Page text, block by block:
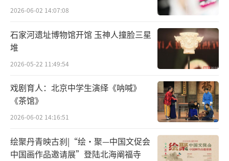
2026-06-02 14:07:08
石家河遗址博物馆开馆 玉神人撞脸三星
堆
2026-05-22 11:49:54
戏剧育人：北京中学生演绎《呐喊》
《茶馆》
2026-06-02 14:16:51
绘聚丹青映古刹|“绘·聚—中国文促会
中国画作品邀请展”登陆北海阐福寺